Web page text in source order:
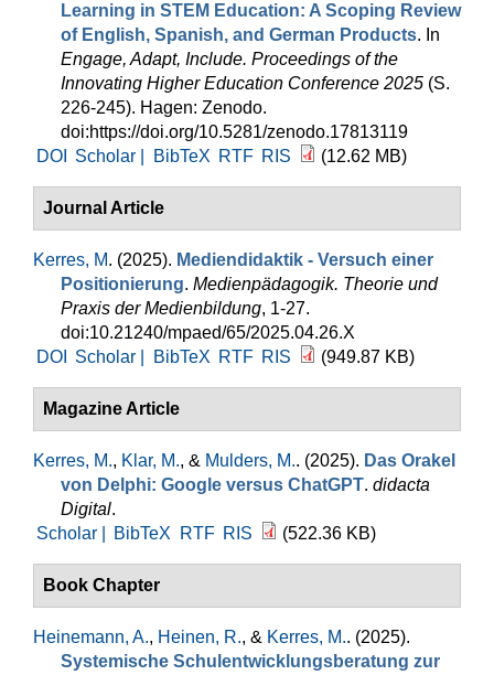
Learning in STEM Education: A Scoping Review
of English, Spanish, and German Products. In
Engage, Adapt, Include. Proceedings of the
Innovating Higher Education Conference 2025 (S.
226-245). Hagen: Zenodo.
doi:https://doi.org/10.5281/zenodo.17813119
DOI
Scholar | BibTeX RTF RIS (12.62 MB)
Journal Article
Kerres, M. (2025). Mediendidaktik - Versuch einer
Positionierung. Medienpädagogik. Theorie und
Praxis der Medienbildung, 1-27.
doi:10.21240/mpaed/65/2025.04.26.X
DOI
Scholar | BibTeX RTF RIS (949.87 KB)
Magazine Article
Kerres, M., Klar, M., & Mulders, M.. (2025). Das Orakel
von Delphi: Google versus ChatGPT. didacta
Digital.
Scholar |
BibTeX RTF RIS (522.36 KB)
Book Chapter
Heinemann, A., Heinen, R., & Kerres, M.. (2025).
Systemische Schulentwicklungsberatung zur